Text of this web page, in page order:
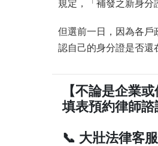
規定，「補發之新身分
但選前一日，因為各戶
認自己的身分證是否還
【不論是企業
填表預約律師諮
📞 大壯法律客